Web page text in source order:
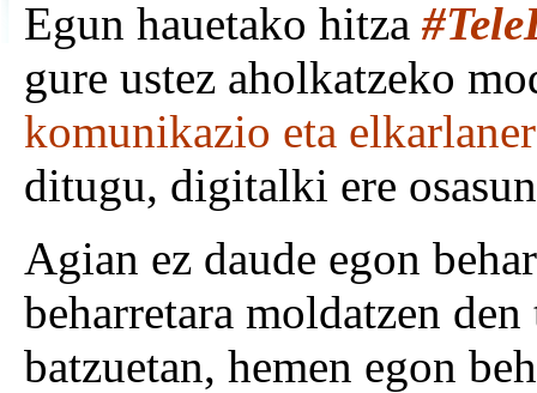
Egun hauetako hitza
gure ustez aholkatzeko
komunikazio eta
ditugu, digitalki ere
Agian ez daude egon
beharretara moldatzen
batzuetan, hemen egon